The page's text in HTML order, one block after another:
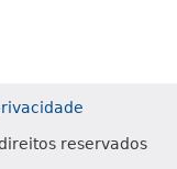
reservados